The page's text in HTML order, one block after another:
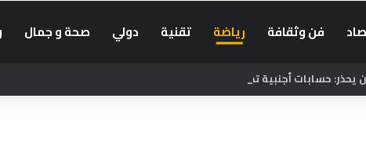
فن وثقافة رياضة تقنية دولي صحة و جمال
حسابات أجنبية تضلل الراغبين في العبور إلى سبتة